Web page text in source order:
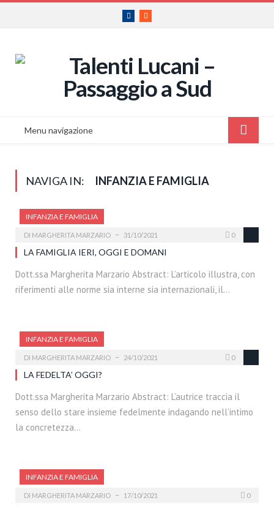
Facebook
RSS
Menu navigazione
NAVIGA IN: INFANZIA E FAMIGLIA
INFANZIA E FAMIGLIA
DI MARGHERITA MARZARIO 31/10/2021 0
LA FAMIGLIA IERI, OGGI E DOMANI
Dott.ssa Margherita Marzario Abstract: L’articolo illustra, con
riferimenti alle norme sia interne sia internazionali, il…
INFANZIA E FAMIGLIA
DI MARGHERITA MARZARIO 24/10/2021 0
LA FEDELTA’ OGGI?
Dott.ssa Margherita Marzario Abstract: L’autrice traccia il
senso dello stare insieme fedelmente indagando nell’intimo
la concretezza…
INFANZIA E FAMIGLIA
DI MARGHERITA MARZARIO 17/10/2021 0